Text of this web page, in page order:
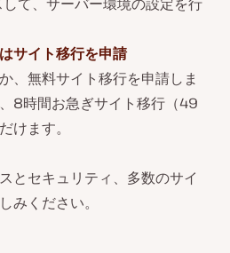
サイト移行を申請
、無料サイト移行を申請しま
8時間お急ぎサイト移行（49
けます。
とセキュリティ、多数のサイ
みください。